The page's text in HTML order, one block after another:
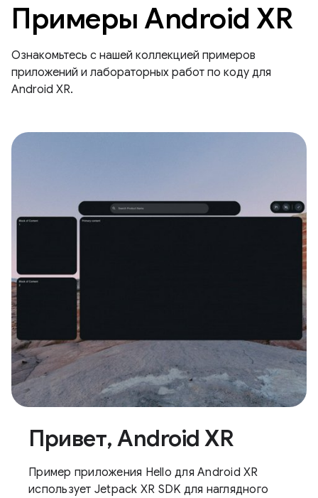
Примеры Android XR
Ознакомьтесь с нашей коллекцией примеров
приложений и лабораторных работ по коду для
Android XR.
Привет, Android XR
Пример приложения Hello для Android XR
использует Jetpack XR SDK для наглядного